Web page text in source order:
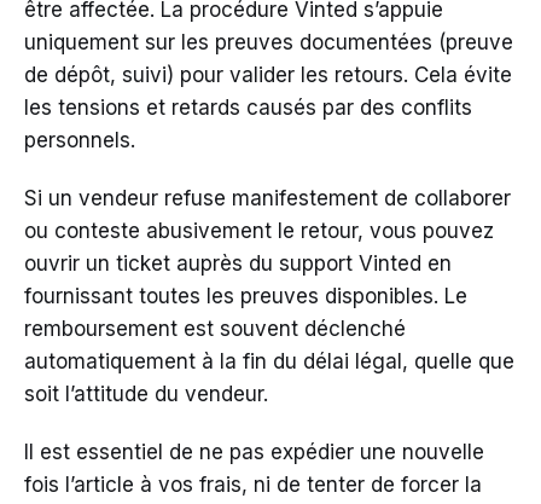
être affectée. La procédure Vinted s’appuie
uniquement sur les preuves documentées (preuve
de dépôt, suivi) pour valider les retours. Cela évite
les tensions et retards causés par des conflits
personnels.
Si un vendeur refuse manifestement de collaborer
ou conteste abusivement le retour, vous pouvez
ouvrir un ticket auprès du support Vinted en
fournissant toutes les preuves disponibles. Le
remboursement est souvent déclenché
automatiquement à la fin du délai légal, quelle que
soit l’attitude du vendeur.
Il est essentiel de ne pas expédier une nouvelle
fois l’article à vos frais, ni de tenter de forcer la